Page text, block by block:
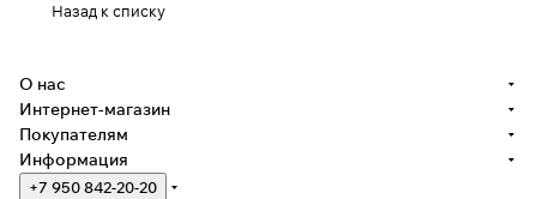
Назад к списку
О нас
Интернет-магазин
Покупателям
Информация
+7 950 842-20-20